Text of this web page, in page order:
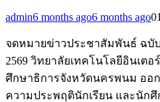
admin6 months ago6 months ago0
จดหมายข่าวประชาสัมพันธ์ ฉบั
2569 วิทยาลัยเทคโนโลยีอินเต
ศึกษาธิการจังหวัดนครพนม ออก
ความประพฤตินักเรียน และนัก